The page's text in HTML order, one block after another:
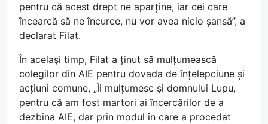
pentru că acest drept ne aparține, iar cei care
încearcă să ne încurce, nu vor avea nicio șansă”, a
declarat Filat.
În același timp, Filat a ținut să mulțumească
colegilor din AIE pentru dovada de înțelepciune și
acțiuni comune, „Îi mulțumesc și domnului Lupu,
pentru că am fost martori ai încercărilor de a
dezbina AIE, dar prin modul în care a procedat